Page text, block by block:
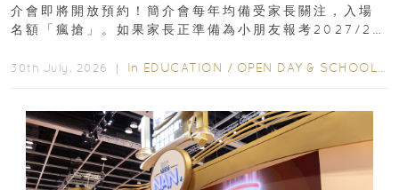
介會即將開放預約！簡介會每年均備受家長關注，入場
名額「瘋搶」。如果家長正準備為小朋友報考2027/28
30th July, 2026 ｜ In EDUCATION / OPEN DAY & SCHOOL EVENTS